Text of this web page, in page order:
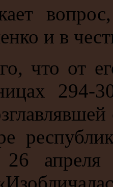
и в
что от
294-
26